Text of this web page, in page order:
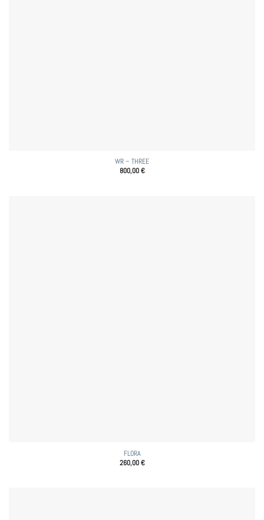
WR – THREE
800,00€
FLORA
260,00€